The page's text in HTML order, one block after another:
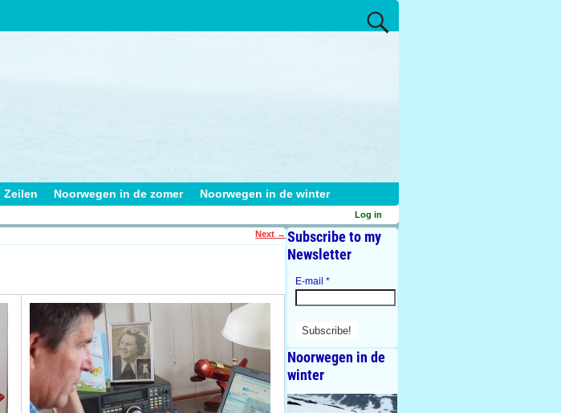
Zeilen Noorwegen in de zomer Noorwegen in de winter
Log in
Next → Subscribe to my
Newsletter
E-mail *
Noorwegen in de
winter